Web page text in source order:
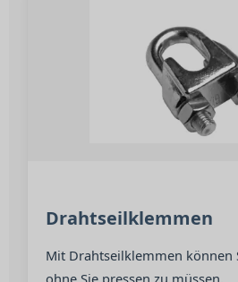
Drahtseilklemmen
Mit Drahtseilklemmen können
ohne Sie pressen zu müssen.